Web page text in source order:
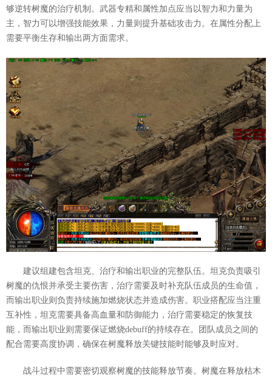
够逆转树魔的治疗机制。武器专精和属性加点应当以智力和力量为
主，智力可以增强技能效果，力量则提升基础攻击力。在属性分配上
需要平衡生存和输出两方面需求。
建议组建包含坦克、治疗和输出职业的完整队伍。坦克负责吸引
树魔的仇恨并承受主要伤害，治疗需要及时补充队伍成员的生命值，
而输出职业则负责持续施加燃烧状态并造成伤害。职业搭配应当注重
互补性，坦克需要具备高血量和防御能力，治疗需要稳定的恢复技
能，而输出职业则需要保证燃烧debuff的持续存在。团队成员之间的
配合需要高度协调，确保在树魔释放关键技能时能够及时应对。
战斗过程中需要密切观察树魔的技能释放节奏。树魔在释放枯木